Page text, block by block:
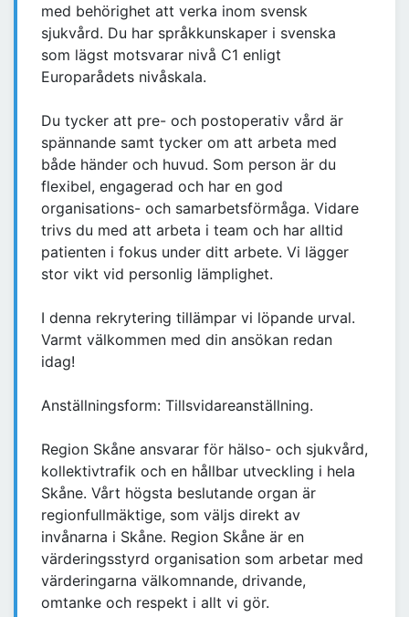
med behörighet att verka inom svensk
sjukvård. Du har språkkunskaper i svenska
som lägst motsvarar nivå C1 enligt
Europarådets nivåskala.
Du tycker att pre- och postoperativ vård är
spännande samt tycker om att arbeta med
både händer och huvud. Som person är du
flexibel, engagerad och har en god
organisations- och samarbetsförmåga. Vidare
trivs du med att arbeta i team och har alltid
patienten i fokus under ditt arbete. Vi lägger
stor vikt vid personlig lämplighet.
I denna rekrytering tillämpar vi löpande urval.
Varmt välkommen med din ansökan redan
idag!
Anställningsform: Tillsvidareanställning.
Region Skåne ansvarar för hälso- och sjukvård,
kollektivtrafik och en hållbar utveckling i hela
Skåne. Vårt högsta beslutande organ är
regionfullmäktige, som väljs direkt av
invånarna i Skåne. Region Skåne är en
värderingsstyrd organisation som arbetar med
värderingarna välkomnande, drivande,
omtanke och respekt i allt vi gör.